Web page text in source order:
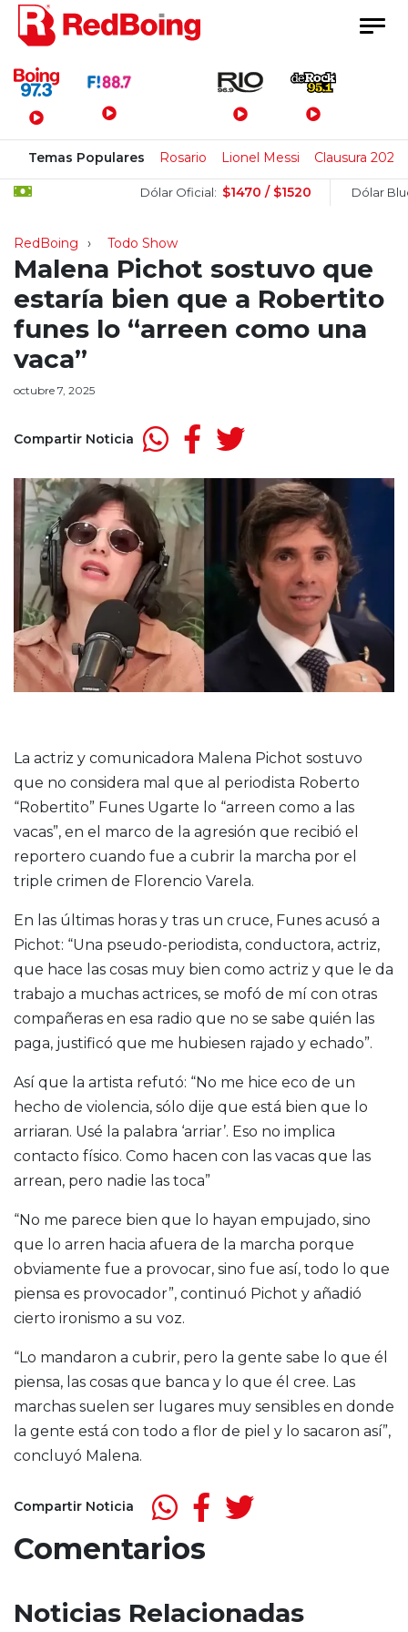
Menú Principal
Temas Populares Rosario Lionel Messi Clausura 2026
Dólar Oficial: $1470 / $1520 Dólar Blue:
RedBoing Todo Show
Malena Pichot sostuvo que
estaría bien que a Robertito
funes lo “arreen como una
vaca”
octubre 7, 2025
Compartir Noticia
La actriz y comunicadora Malena Pichot sostuvo
que no considera mal que al periodista Roberto
“Robertito” Funes Ugarte lo “arreen como a las
vacas”, en el marco de la agresión que recibió el
reportero cuando fue a cubrir la marcha por el
triple crimen de Florencio Varela.
En las últimas horas y tras un cruce, Funes acusó a
Pichot: “Una pseudo-periodista, conductora, actriz,
que hace las cosas muy bien como actriz y que le da
trabajo a muchas actrices, se mofó de mí con otras
compañeras en esa radio que no se sabe quién las
paga, justificó que me hubiesen rajado y echado”.
Así que la artista refutó: “No me hice eco de un
hecho de violencia, sólo dije que está bien que lo
arriaran. Usé la palabra ‘arriar’. Eso no implica
contacto físico. Como hacen con las vacas que las
arrean, pero nadie las toca”
“No me parece bien que lo hayan empujado, sino
que lo arren hacia afuera de la marcha porque
obviamente fue a provocar, sino fue así, todo lo que
piensa es provocador”, continuó Pichot y añadió
cierto ironismo a su voz.
“Lo mandaron a cubrir, pero la gente sabe lo que él
piensa, las cosas que banca y lo que él cree. Las
marchas suelen ser lugares muy sensibles en donde
la gente está con todo a flor de piel y lo sacaron así”,
concluyó Malena.
Compartir Noticia
Comentarios
Noticias Relacionadas